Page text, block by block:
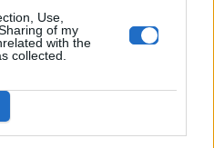
Use,
of my
with the
collected.Πας διακοπές; Οι 3